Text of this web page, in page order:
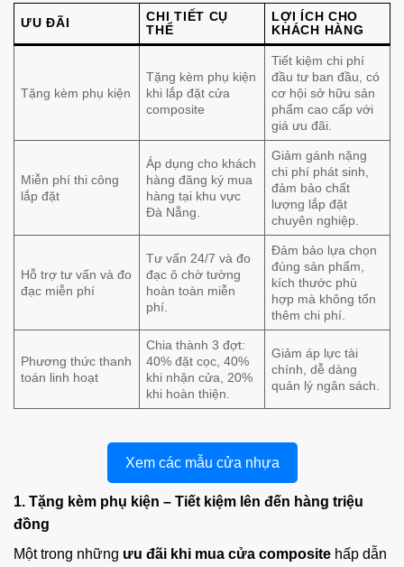
ƯU ĐÃI
CHI TIẾT CỤ
THỂ
LỢI ÍCH CHO
KHÁCH HÀNG
Tặng kèm phụ kiện
Tặng kèm phụ kiện
khi lắp đặt cửa
composite
Tiết kiệm chi phí
đầu tư ban đầu, có
cơ hội sở hữu sản
phẩm cao cấp với
giá ưu đãi.
Miễn phí thi công
lắp đặt
Áp dụng cho khách
hàng đăng ký mua
hàng tại khu vực
Đà Nẵng.
Giảm gánh nặng
chi phí phát sinh,
đảm bảo chất
lượng lắp đặt
chuyên nghiệp.
Hỗ trợ tư vấn và đo
đạc miễn phí
Tư vấn 24/7 và đo
đạc ô chờ tường
hoàn toàn miễn
phí.
Đảm bảo lựa chọn
đúng sản phẩm,
kích thước phù
hợp mà không tốn
thêm chi phí.
Phương thức thanh
toán linh hoạt
Chia thành 3 đợt:
40% đặt cọc, 40%
khi nhận cửa, 20%
khi hoàn thiện.
Giảm áp lực tài
chính, dễ dàng
quản lý ngân sách.
Xem các mẫu cửa nhựa
1. Tặng kèm phụ kiện – Tiết kiệm lên đến hàng triệu
đồng
Một trong những ưu đãi khi mua cửa composite hấp dẫn